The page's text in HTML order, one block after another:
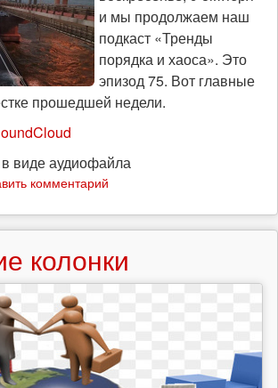
и мы продолжаем наш
подкаст «Тренды
порядка и хаоса». Это
эпизод 75. Вот главные
прошедшей недели.
виде аудиофайла
комментарий
колонки